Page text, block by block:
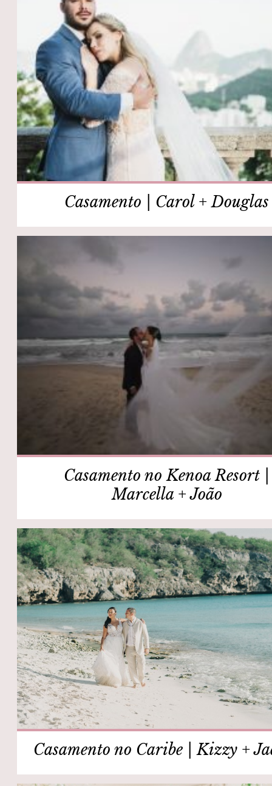
Casamento | Carol + Douglas
Casamento no Kenoa Resort |
Marcella + João
Casamento no Caribe | Kizzy +